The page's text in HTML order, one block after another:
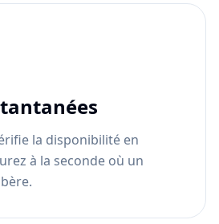
la disponibilité en
à la seconde où un